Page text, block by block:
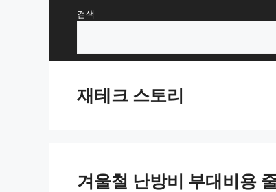
검색
재테크 스토리
겨울철 난방비 부대비용